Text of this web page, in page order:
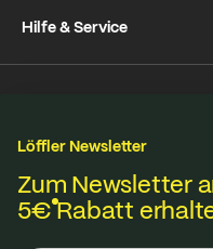
Hilfe & Service
Häufige Fragen
Reparaturservice
Über Löffler
Nachhaltigkeit
Jobs & Karriere
B2B Shop
Nachhaltigkeit
Löffler Newsletter
Zum Newsletter
5€Rabatt